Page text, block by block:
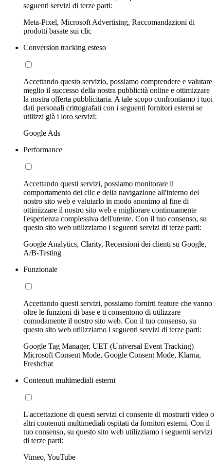
seguenti servizi di terze parti:
Meta-Pixel, Microsoft Advertising, Raccomandazioni di
prodotti basate sui clic
Conversion tracking esteso
Accettando questo servizio, possiamo comprendere e valutare
meglio il successo della nostra pubblicità online e ottimizzare
la nostra offerta pubblicitaria. A tale scopo confrontiamo i tuoi
dati personali crittografati con i seguenti fornitori esterni se
utilizzi già i loro servizi:
Google Ads
Performance
Accettando questi servizi, possiamo monitorare il
comportamento dei clic e della navigazione all'interno del
nostro sito web e valutarlo in modo anonimo al fine di
ottimizzare il nostro sito web e migliorare continuamente
l'esperienza complessiva dell'utente. Con il tuo consenso, su
questo sito web utilizziamo i seguenti servizi di terze parti:
Google Analytics, Clarity, Recensioni dei clienti su Google,
A/B-Testing
Funzionale
Accettando questi servizi, possiamo fornirti feature che vanno
oltre le funzioni di base e ti consentono di utilizzare
comodamente il nostro sito web. Con il tuo consenso, su
questo sito web utilizziamo i seguenti servizi di terze parti:
Google Tag Manager, UET (Universal Event Tracking)
Microsoft Consent Mode, Google Consent Mode, Klarna,
Freshchat
Contenuti multimediali esterni
L'accettazione di questi servizi ci consente di mostrarti video o
altri contenuti multimediali ospitati da fornitori esterni. Con il
tuo consenso, su questo sito web utilizziamo i seguenti servizi
di terze parti:
Vimeo, YouTube